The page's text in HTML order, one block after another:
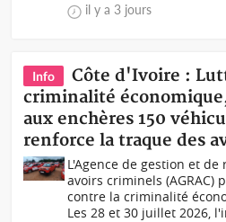
il y a 3 jours
Info
Côte d'Ivoire :
criminalité
aux enchères 150
renforce la traque des
L'Agence de gestion et
avoirs criminels (AGRAC)
contre la criminalité
Les 28 et 30 juillet 2026,